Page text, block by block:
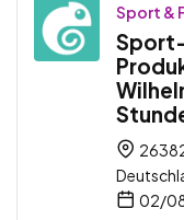
Sport &
02/